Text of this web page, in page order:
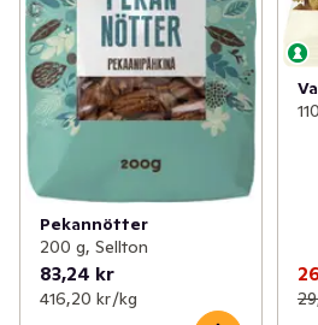
Pekannötter
200 g, Sellton
83,24 kr
416,20 kr /kg